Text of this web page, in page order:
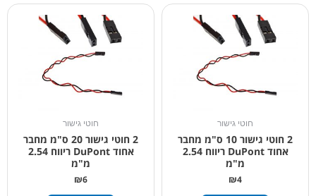
חוטי גישור
2 חוטי גישור 10 ס"מ מחבר
אחוד DuPont ריווח 2.54
מ"מ
₪4
חוטי גישור
2 חוטי גישור 20 ס"מ מחבר
אחוד DuPont ריווח 2.54
מ"מ
₪6